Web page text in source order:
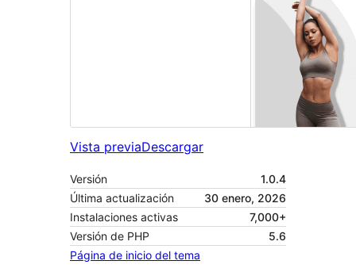
Vista previaDescargar
Versión
1.0.4
Última actualización
30 enero, 2026
Instalaciones activas
7,000+
Versión de PHP
5.6
Página de inicio del tema